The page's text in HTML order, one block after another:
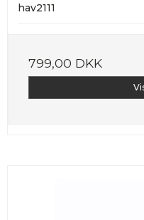
hav2111
799,00 DKK